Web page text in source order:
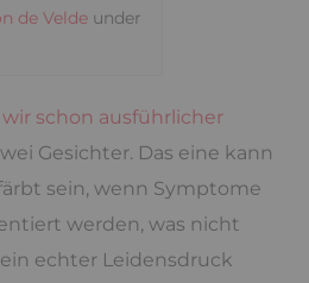
de Veldeunder
schon ausführlicher
Gesichter. Das eine kann
sein, wenn Symptome
werden, was nicht
echter Leidensdruck